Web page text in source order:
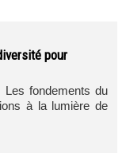
pour
Les fondements du
à la lumière de